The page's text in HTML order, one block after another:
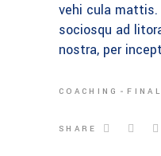
vehi cula
sociosqu ad
nostra, per
COACHING FINAL
SHARE